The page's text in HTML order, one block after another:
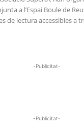
a l’Espai Boule de
de lectura accessibles a
-Publicitat-
-Publicitat-